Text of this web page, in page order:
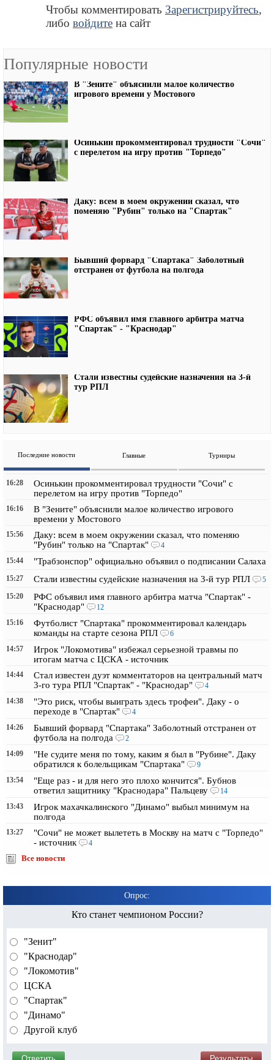
Чтобы комментировать Зарегистрируйтесь,
либо войдите на сайт
Популярные новости
В "Зените" объяснили малое количество
игрового времени у Мостового
Осинькин прокомментировал трудности "Сочи"
с перелетом на игру против "Торпедо"
Даку: всем в моем окружении сказал, что
поменяю "Рубин" только на "Спартак"
Бывший форвард "Спартака" Заболотный
отстранен от футбола на полгода
РФС объявил имя главного арбитра матча
"Спартак" - "Краснодар"
Стали известны судейские назначения на 3-й
тур РПЛ
Последние новости Главные Турниры
16:28
Осинькин прокомментировал трудности "Сочи" с
перелетом на игру против "Торпедо"
16:16
В "Зените" объяснили малое количество игрового
времени у Мостового
15:56
Даку: всем в моем окружении сказал, что поменяю
"Рубин" только на "Спартак"
4
15:44
"Трабзонспор" официально объявил о подписании Салаха
15:27 Стали известны судейские назначения на 3-й тур РПЛ
5
15:20
РФС объявил имя главного арбитра матча "Спартак" -
"Краснодар"
12
15:16
Футболист "Спартака" прокомментировал календарь
команды на старте сезона РПЛ
6
14:57
Игрок "Локомотива" избежал серьезной травмы по
итогам матча с ЦСКА - источник
14:44
Стал известен дуэт комментаторов на центральный матч
3-го тура РПЛ "Спартак" - "Краснодар"
4
14:38
"Это риск, чтобы выиграть здесь трофеи". Даку - о
переходе в "Спартак"
4
14:26
Бывший форвард "Спартака" Заболотный отстранен от
футбола на полгода
2
14:09
"Не судите меня по тому, каким я был в "Рубине". Даку
обратился к болельщикам "Спартака"
9
13:54
"Еще раз - и для него это плохо кончится". Бубнов
ответил защитнику "Краснодара" Пальцеву
14
13:43
Игрок махачкалинского "Динамо" выбыл минимум на
полгода
13:27
"Сочи" не может вылететь в Москву на матч с "Торпедо"
- источник
4
Все новости
Опрос:
Кто станет чемпионом России?
"Зенит"
"Краснодар"
"Локомотив"
ЦСКА
"Спартак"
"Динамо"
Другой клуб